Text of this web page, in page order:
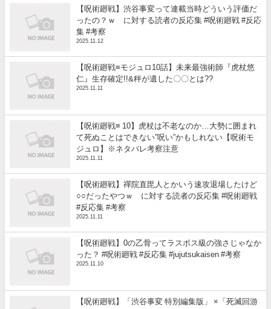
【呪術廻戦】渋谷事変って連載当時どういう評価だ
ったの？ｗ に対する読者の反応集 #呪術廻戦 #反応
集 #考察
2025.11.12
【呪術廻戦≡モジュロ10話】未来最強術師『虎杖悠
仁』生存確定!!&秤が遺した〇〇とは??
2025.11.11
【呪術廻戦≡ 10】虎杖は不老なのか…大勢に囲まれ
て死ぬことはできない”呪い”かもしれない【呪術モ
ジュロ】※ネタバレ考察注意
2025.11.11
【呪術廻戦】禪院直毘人とかいう速攻退場したけど
○○だったやつｗ に対する読者の反応集 #呪術廻戦
#反応集 #考察
2025.11.11
【呪術廻戦】0の乙骨ってラスボス級の強さじゃなか
った？ #呪術廻戦 #反応集 #jujutsukaisen #考察
2025.11.10
【呪術廻戦】「渋谷事変 特別編集版」 ×「死滅回游